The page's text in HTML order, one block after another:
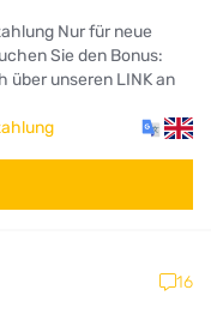
Nur für neue
Sie den Bonus:
über unseren LINK an
16